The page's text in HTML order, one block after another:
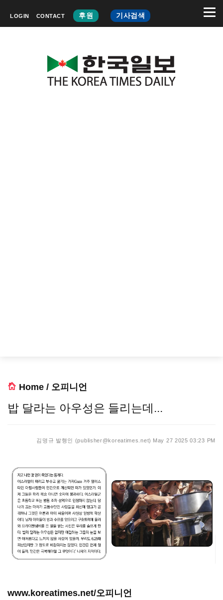
LOGIN CONTACT 후원 기사검색
Home / 오피니언
밥 달라는 아우성은 들리는데...
김명규 발행인 (publisher@koreatimes.net) May 27 2025 03:23 PM
www.koreatimes.net/오피니언